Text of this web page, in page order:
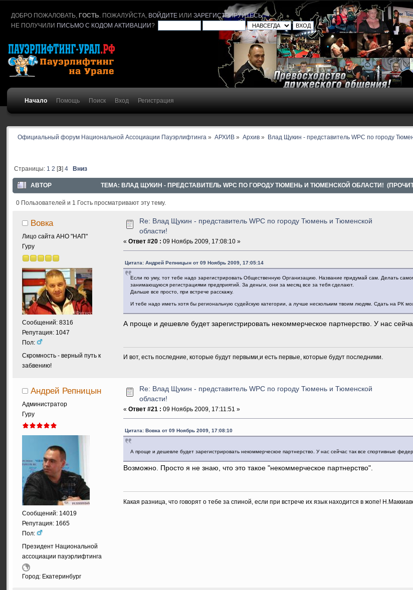
ДОБРО ПОЖАЛОВАТЬ, ГОСТЬ. ПОЖАЛУЙСТА, ВОЙДИТЕИЛИ ЗАРЕГИСТРИРУЙТЕСЬ.
НЕ ПОЛУЧИЛИ ПИСЬМО С КОДОМ АКТИВАЦИИ?
Начало Помощь Поиск Вход Регистрация
Официальный форум Национальной Ассоциации Пауэрлифтинга » АРХИВ » Архив » Влад Щукин - представитель WPC по городу
Страницы: 1 2 [3] 4 Вниз
АВТОР ТЕМА: ВЛАД ЩУКИН - ПРЕДСТАВИТЕЛЬ WPC ПО ГОРОДУ ТЮМЕНЬ И ТЮМЕНСКОЙ ОБЛАСТИ!
0 Пользователей и 1 Гость просматривают эту тему.
Вовка
Лицо сайта АНО "НАП"
Гуру
Сообщений: 8316
Репутация: 1047
Пол:
Скромность - верный путь к
забвению!
Re: Влад Щукин - представитель WPC по городу Тюмень и Тюменской
области!
« Ответ #20 : 09 Ноябрь 2009, 17:08:10 »
Цитата: Андрей Репницын от 09 Ноябрь 2009, 17:05:14
Если по уму, тот тебе надо зарегистрировать Общественную Организацию. Название придумай сам. Делать
занимающуюся регистрациями предприятий. За деньги, они за месяц все за тебя сделают.
Дальше все просто, при встрече расскажу.
И тебе надо иметь хотя бы региональную судейскую категории, а лучше нескольким твоим людям. Сдать на РК
А проще и дешевле будет зарегистрировать некоммерческое партнерство. У нас
И вот, есть последние, которые будут первыми,и есть первые, которые будут последними.
Андрей Репницын
Администратор
Гуру
Сообщений: 14019
Репутация: 1665
Пол:
Президент Национальной
ассоциации пауэрлифтинга
Город: Екатеринбург
Re: Влад Щукин - представитель WPC по городу Тюмень и Тюменской
области!
« Ответ #21 : 09 Ноябрь 2009, 17:11:51 »
Цитата: Вовка от 09 Ноябрь 2009, 17:08:10
А проще и дешевле будет зарегистрировать некоммерческое партнерство. У нас сейчас так все спортивные
Возможно. Просто я не знаю, что это такое "некоммерческое партнерство".
Какая разница, что говорят о тебе за спиной, если при встрече их язык находится в жопе!